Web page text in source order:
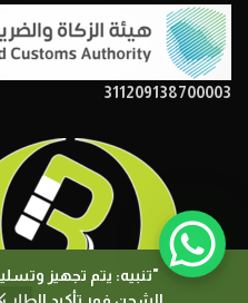
"تنبيه: يتم تجهيز
311209138700003